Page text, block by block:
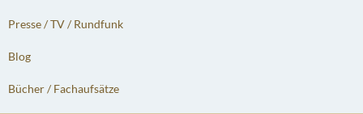
Presse / TV / Rundfunk
Blog
Bücher / Fachaufsätze